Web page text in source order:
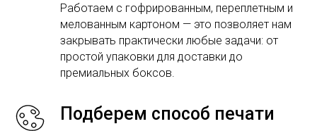
Работаем с гофрированным, переплетным и
мелованным картоном — это позволяет нам
закрывать практически любые задачи: от
простой упаковки для доставки до
премиальных боксов.
Подберем способ печати